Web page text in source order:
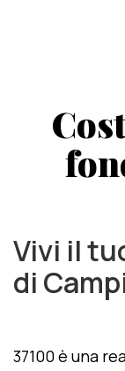
Vivi il
di
37100 è una